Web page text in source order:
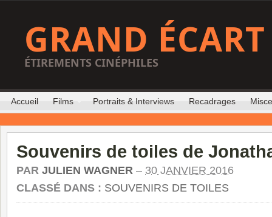
GRAND ÉCART
ÉTIREMENTS CINÉPHILES
Accueil Films Portraits & Interviews Recadrages
Souvenirs de toiles de
PAR JULIEN WAGNER – 30 JANVIER 2016
CLASSÉ DANS : SOUVENIRS DE TOILES